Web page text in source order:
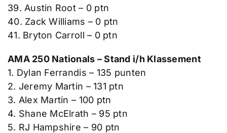
39. Austin Root – 0 ptn
40. Zack Williams – 0 ptn
41. Bryton Carroll – 0 ptn
AMA 250 Nationals – Stand i/h Klassement
1. Dylan Ferrandis – 135 punten
2. Jeremy Martin – 131 ptn
3. Alex Martin – 100 ptn
4. Shane McElrath – 95 ptn
5. RJ Hampshire – 90 ptn